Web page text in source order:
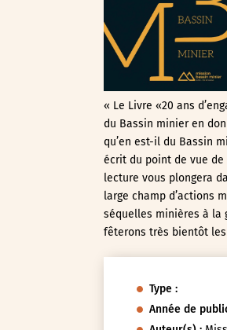
« Le Livre «20 ans
du Bassin minier en
qu’en est-il du Bassin
écrit du point de vue de
lecture vous plongera
large champ d’actions
séquelles minières à la
fêterons très bientôt les
Type :
Année de